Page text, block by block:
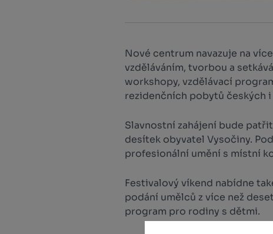
Nové centrum navazuje na
vzděláváním, tvorbou a
workshopy, vzdělávací
rezidenčních pobytů českých
Slavnostní zahájení bude
desítek obyvatel Vysočiny.
profesionální umění s místní
Festivalový víkend nabídne
podání umělců z více než
program pro rodiny s dětmi.